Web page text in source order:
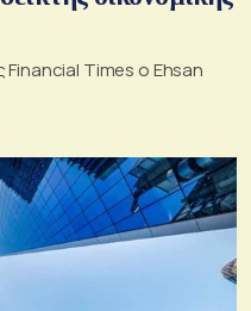
Financial Times ο Ehsan